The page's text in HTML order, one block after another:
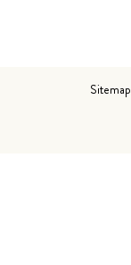
Sitemap